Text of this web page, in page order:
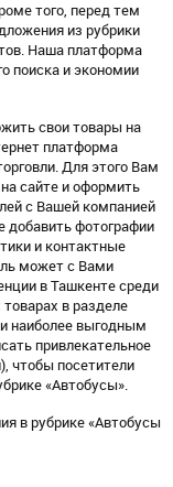
того, перед тем
из рубрики
Наша платформа
поиска и экономии
свои товары на
платформа
Для этого Вам
сайте и оформить
с Вашей компанией
фотографии
и контактные
может с Вами
в Ташкенте среди
в разделе
наиболее выгодным
привлекательное
чтобы посетители
«Автобусы».
в рубрике «Автобусы